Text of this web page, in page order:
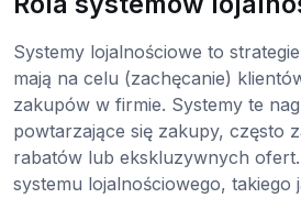
Systemy lojalnościowe to
mają na celu (zachęcanie)
zakupów w firmie. Systemy te
powtarzające się zakupy, często
rabatów lub ekskluzywnych
systemu lojalnościowego, takiego